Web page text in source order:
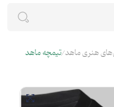
هنری ماهد تیمچه ماهد